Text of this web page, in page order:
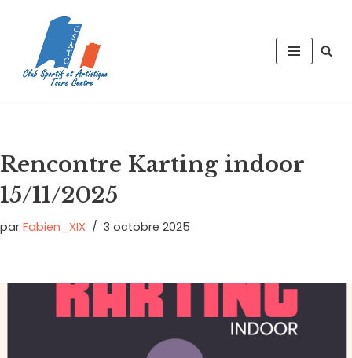
contenu
Rencontre Karting indoor
15/11/2025
par Fabien_XIX 3 octobre 2025